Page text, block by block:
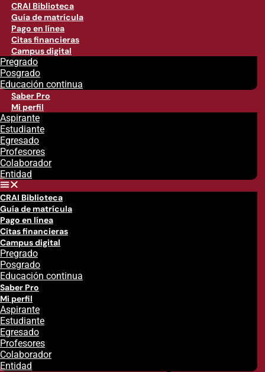
CRAI Biblioteca
Guía de matrícula
Pago en línea
Citas financieras
Campus digital
Pregrado
Posgrado
Educación continua
Saber Pro
Mi perfil
Aspirante
Estudiante
Egresado
Profesores
Colaborador
Entidad
CRAI Biblioteca
Guía de matrícula
Pago en línea
Citas financieras
Campus digital
Pregrado
Posgrado
Educación continua
Saber Pro
Mi perfil
Aspirante
Estudiante
Egresado
Profesores
Colaborador
Entidad